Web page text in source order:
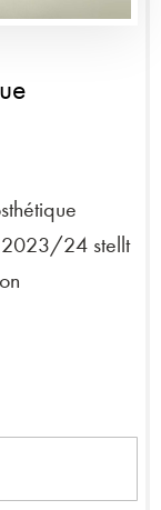
2023/24 stellt